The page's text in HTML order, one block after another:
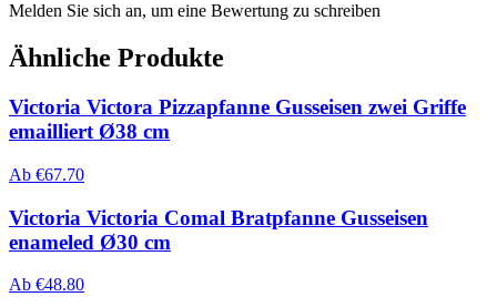
Melden Sie sich an, um eine Bewertung zu schreiben
Ähnliche Produkte
Victoria Victora Pizzapfanne Gusseisen zwei Griffe
emailliert Ø38 cm
Ab €67.70
Victoria Victoria Comal Bratpfanne Gusseisen
enameled Ø30 cm
Ab €48.80